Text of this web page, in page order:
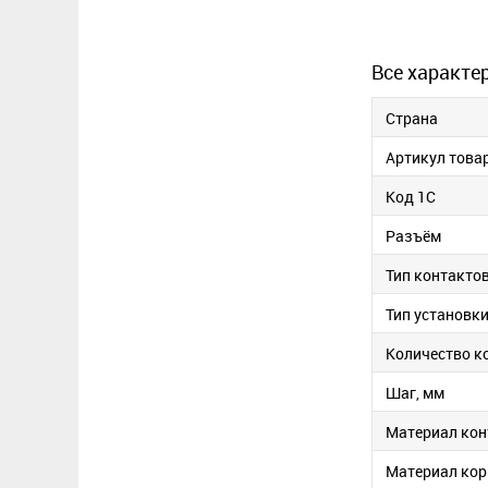
Все
Страна
Артикул
Код 1С
Разъём
Тип
Тип установки
Количество
Шаг, мм
Материал
Материал